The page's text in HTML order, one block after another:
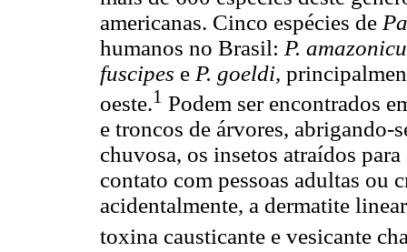
americanas. Cinco espécies de
humanos no Brasil: P.
fuscipes e P. goeldi,
oeste.1 Podem ser encontrados
e troncos de árvores, abrigando-
chuvosa, os insetos atraídos
contato com pessoas adultas ou
acidentalmente, a dermatite
toxina causticante e vesicante